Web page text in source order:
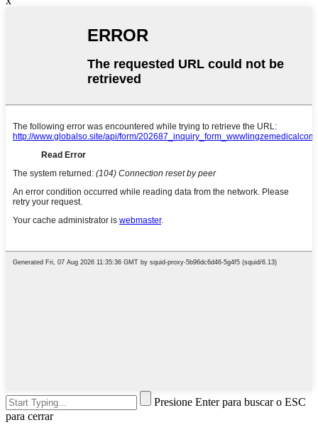
Presione Enter para buscar o ESC
para cerrar